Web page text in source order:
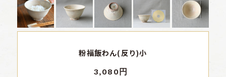
粉福飯わん(反り)小
3,080円